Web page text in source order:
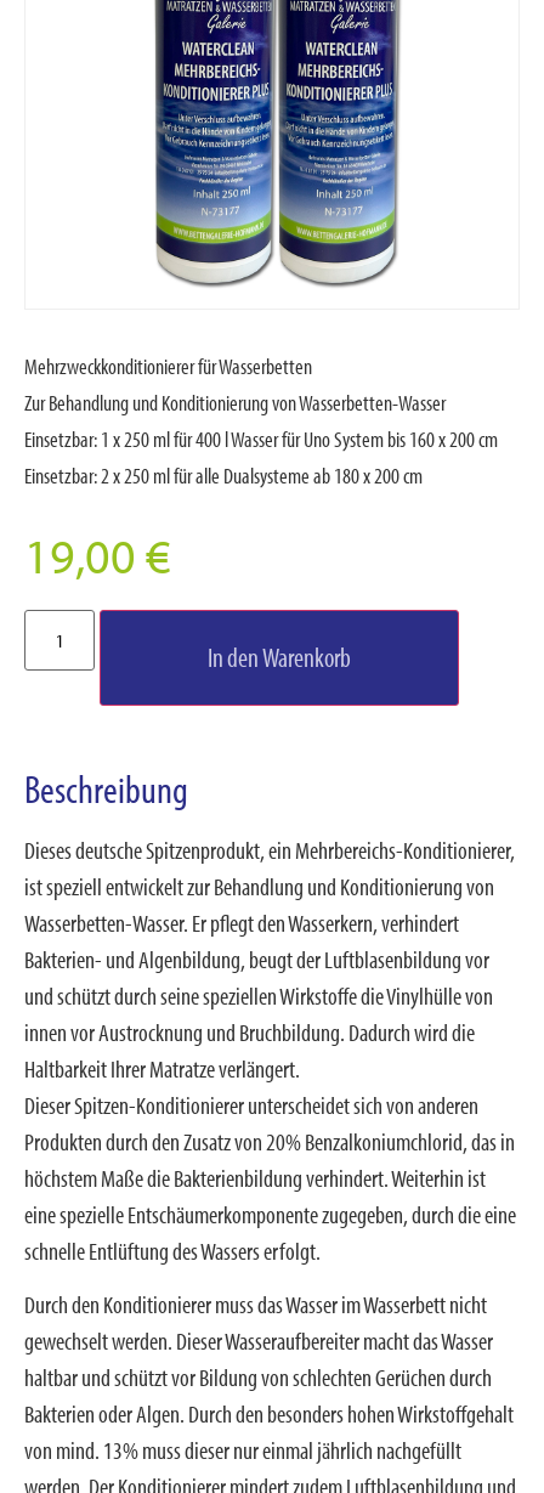
Mehrzweckkonditionierer für Wasserbetten
Zur Behandlung und Konditionierung von Wasserbetten-Wasser
Einsetzbar: 1 x 250 ml für 400 l Wasser für Uno System bis 160 x 200 cm
Einsetzbar: 2 x 250 ml für alle Dualsysteme ab 180 x 200 cm
19,00€
In den Warenkorb
Beschreibung
Dieses deutsche Spitzenprodukt, ein Mehrbereichs-Konditionierer,
ist speziell entwickelt zur Behandlung und Konditionierung von
Wasserbetten-Wasser. Er pflegt den Wasserkern, verhindert
Bakterien- und Algenbildung, beugt der Luftblasenbildung vor
und schützt durch seine speziellen Wirkstoffe die Vinylhülle von
innen vor Austrocknung und Bruchbildung. Dadurch wird die
Haltbarkeit Ihrer Matratze verlängert.
Dieser Spitzen-Konditionierer unterscheidet sich von anderen
Produkten durch den Zusatz von 20% Benzalkoniumchlorid, das in
höchstem Maße die Bakterienbildung verhindert. Weiterhin ist
eine spezielle Entschäumerkomponente zugegeben, durch die eine
schnelle Entlüftung des Wassers erfolgt.
Durch den Konditionierer muss das Wasser im Wasserbett nicht
gewechselt werden. Dieser Wasseraufbereiter macht das Wasser
haltbar und schützt vor Bildung von schlechten Gerüchen durch
Bakterien oder Algen. Durch den besonders hohen Wirkstoffgehalt
von mind. 13% muss dieser nur einmal jährlich nachgefüllt
werden. Der Konditionierer mindert zudem Luftblasenbildung und